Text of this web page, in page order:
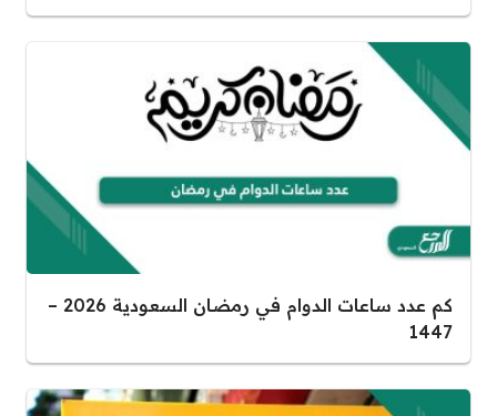
كم عدد ساعات الدوام في رمضان السعودية 2026 –
1447